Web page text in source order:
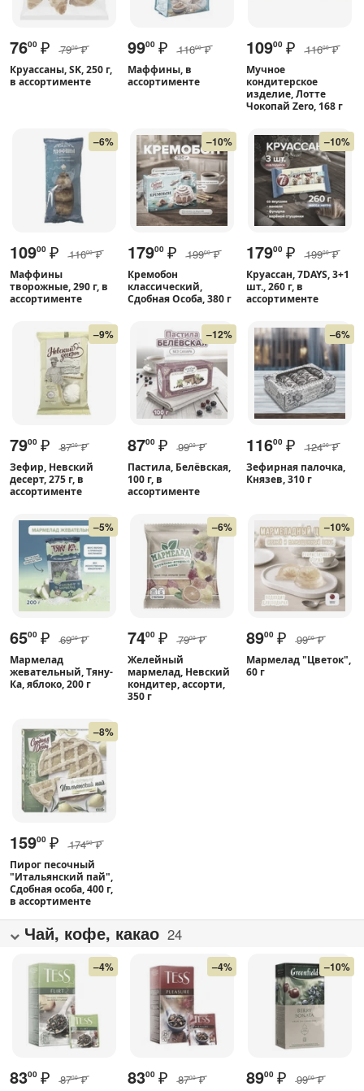
7600 ₽ 7900 ₽
Круассаны, SK, 250 г,
в ассортименте
9900 ₽ 11600 ₽
Маффины, в
ассортименте
10900 ₽ 11600 ₽
Мучное
кондитерское
изделие, Лотте
Чокопай Zero, 168 г
–6%
10900 ₽ 11600 ₽
Маффины
творожные, 290 г, в
ассортименте
–10%
17900 ₽ 19900 ₽
Кремобон
классический,
Сдобная Особа, 380 г
–10%
17900 ₽ 19900 ₽
Круассан, 7DAYS, 3+1
шт., 260 г, в
ассортименте
–9%
7900 ₽ 8700 ₽
Зефир, Невский
десерт, 275 г, в
ассортименте
–12%
8700 ₽ 9900 ₽
Пастила, Белёвская,
100 г, в
ассортименте
–6%
11600 ₽ 12400 ₽
Зефирная палочка,
Князев, 310 г
–5%
6500 ₽ 6900 ₽
Мармелад
жевательный, Тяну-
Ка, яблоко, 200 г
–6%
7400 ₽ 7900 ₽
Желейный
мармелад, Невский
кондитер, ассорти,
350 г
–10%
8900 ₽ 9900 ₽
Мармелад "Цветок",
60 г
–8%
15900 ₽ 17450 ₽
Пирог песочный
"Итальянский пай",
Сдобная особа, 400 г,
в ассортименте
Чай, кофе, какао 24
–4%
8300 ₽ 8700 ₽
–4%
8300 ₽ 8700 ₽
–10%
8900 ₽ 9900 ₽